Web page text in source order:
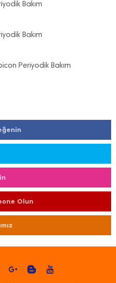
Bakım
Bakım
Periyodik Bakım
Olun